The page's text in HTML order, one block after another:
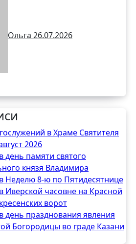
Ольга 26.07.2026
в Храме Святителя
2026
день памяти святого
князя Владимира
Неделю 8-ю по Пятидесятнице
Иверской часовне на Красной
ворот
день празднования явления
Богородицы во граде Казани